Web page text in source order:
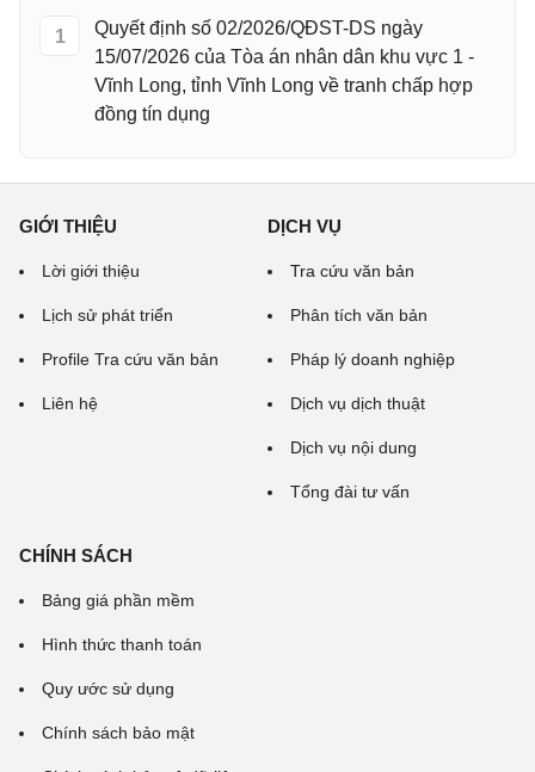
1
Quyết định số 02/2026/QĐST-DS ngày
15/07/2026 của Tòa án nhân dân khu vực 1 -
Vĩnh Long, tỉnh Vĩnh Long về tranh chấp hợp
đồng tín dụng
GIỚI THIỆU
Lời giới thiệu
Lịch sử phát triển
Profile Tra cứu văn bản
Liên hệ
DỊCH VỤ
Tra cứu văn bản
Phân tích văn bản
Pháp lý doanh nghiệp
Dịch vụ dịch thuật
Dịch vụ nội dung
Tổng đài tư vấn
CHÍNH SÁCH
Bảng giá phần mềm
Hình thức thanh toán
Quy ước sử dụng
Chính sách bảo mật